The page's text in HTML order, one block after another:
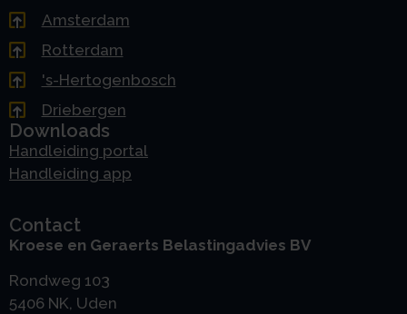
Amsterdam
Rotterdam
's-Hertogenbosch
Driebergen
Downloads
Handleiding portal
Handleiding app
Contact
Kroese en Geraerts Belastingadvies BV
Rondweg 103
5406 NK, Uden